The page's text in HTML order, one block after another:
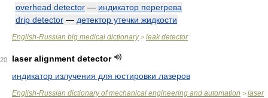
overhead detector — индикатор перегрева
drip detector — детектор утечки жидкости
English-Russian big medical dictionary> leak detector
20
laser alignment detector
индикатор излучения для юстировки лазеров
English-Russian dictionary of mechanical engineering and automation > laser